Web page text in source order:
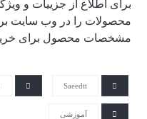
برای اطلاع از جزییات و
محصولات را در وب سایت
مشخصات محصول برای خرید
Saeedtt
آموزشی